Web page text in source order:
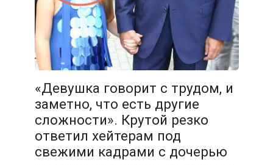
«Девушка говорит с трудом, и
заметно, что есть другие
сложности». Крутой резко
ответил хейтерам под
свежими кадрами с дочерью